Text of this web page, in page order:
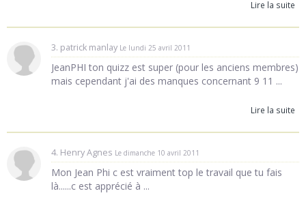
Lire la suite
3. patrick manlay Le lundi 25 avril 2011
JeanPHI ton quizz est super (pour les anciens membres)
mais cependant j'ai des manques concernant 9 11 ...
Lire la suite
4. Henry Agnes Le dimanche 10 avril 2011
Mon Jean Phi c est vraiment top le travail que tu fais
là......c est apprécié à ...